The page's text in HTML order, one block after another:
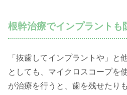
根幹治療でインプラントも
「抜歯してインプラントや」と
としても、マイクロスコープを
が治療を行うと、歯を残せたり